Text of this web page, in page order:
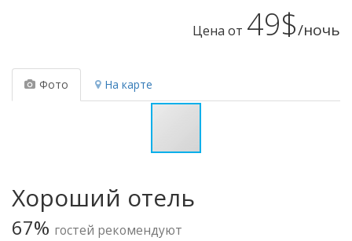
Цена от 49$/ночь
Фото На карте
Хороший отель
67% гостей рекомендуют